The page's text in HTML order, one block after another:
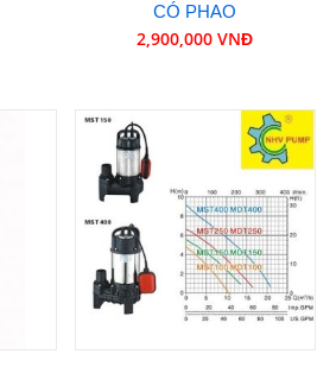
CÓ PHAO
2,900,000 VNĐ